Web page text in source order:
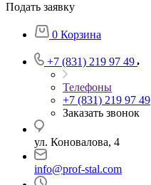
Подать заявку
0 Корзина
+7 (831) 219 97 49
Телефоны
+7 (831) 219 97 49
Заказать звонок
ул. Коновалова, 4
info@prof-stal.com